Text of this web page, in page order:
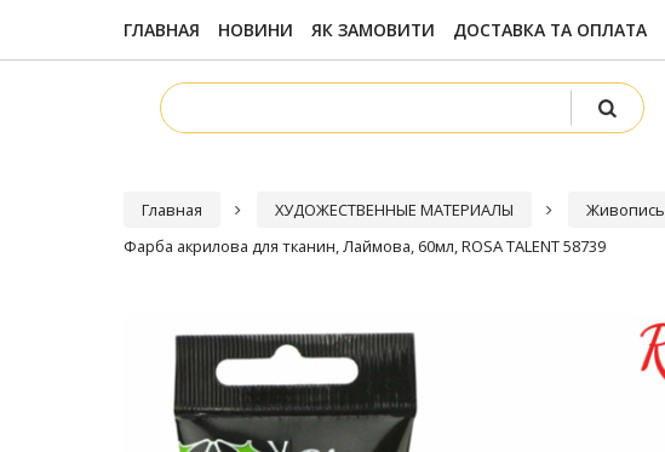
ГЛАВНАЯ НОВИНИ ЯК ЗАМОВИТИ ДОСТАВКА ТА ОПЛАТА
Главная ХУДОЖЕСТВЕННЫЕ МАТЕРИАЛЫ Живопись
Фарба акрилова для тканин, Лаймова, 60мл, ROSA TALENT 58739